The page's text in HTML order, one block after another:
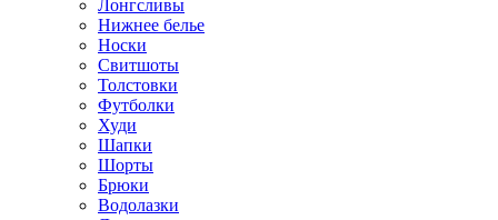
Лонгсливы
Нижнее белье
Носки
Свитшоты
Толстовки
Футболки
Худи
Шапки
Шорты
Брюки
Водолазки